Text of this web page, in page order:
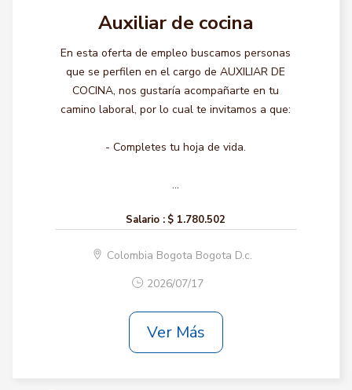
Auxiliar de cocina
En esta oferta de empleo buscamos personas
que se perfilen en el cargo de AUXILIAR DE
COCINA, nos gustaría acompañarte en tu
camino laboral, por lo cual te invitamos a que:
- Completes tu hoja de vida.
...
Salario : $ 1.780.502
Colombia Bogota Bogota D.c.
2026/07/17
Ver Más